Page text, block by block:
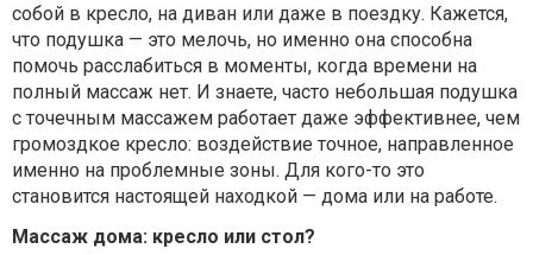
собой в кресло, на диван или даже в поездку. Кажется,
что подушка — это мелочь, но именно она способна
помочь расслабиться в моменты, когда времени на
полный массаж нет. И знаете, часто небольшая подушка
с точечным массажем работает даже эффективнее, чем
громоздкое кресло: воздействие точное, направленное
именно на проблемные зоны. Для кого-то это
становится настоящей находкой — дома или на работе.
Массаж дома: кресло или стол?